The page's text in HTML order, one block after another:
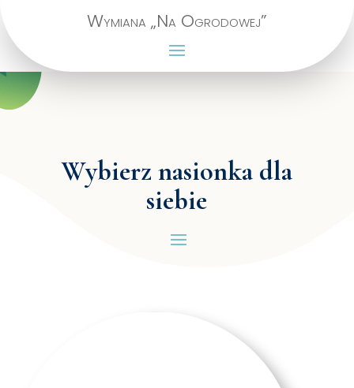
Wymiana „Na Ogrodowej”
Wybierz nasionka dla
siebie